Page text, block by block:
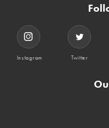
Instagram Twitter